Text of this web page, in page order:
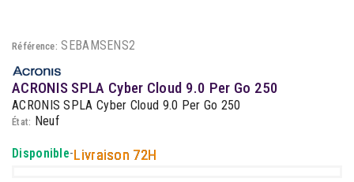
Référence: SEBAMSENS2
ACRONIS SPLA Cyber Cloud 9.0 Per Go 250
ACRONIS SPLA Cyber Cloud 9.0 Per Go 250
État: Neuf
Disponible-Livraison 72H